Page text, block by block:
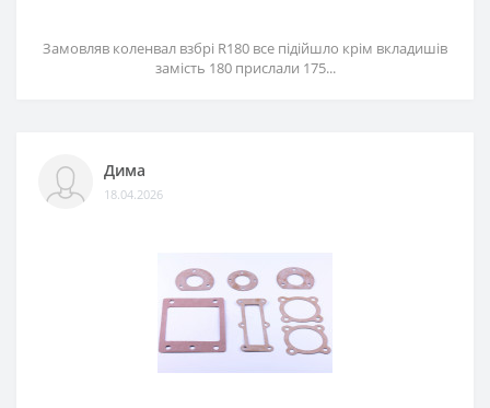
Замовляв коленвал взбрі R180 все підійшло крім вкладишів
замість 180 прислали 175...
Дима
18.04.2026